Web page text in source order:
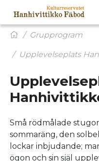
Grupprogram
Upplevelseplats
Små rödmålade
sommaräng, den
lockar inbjudande;
ögon och sin själ